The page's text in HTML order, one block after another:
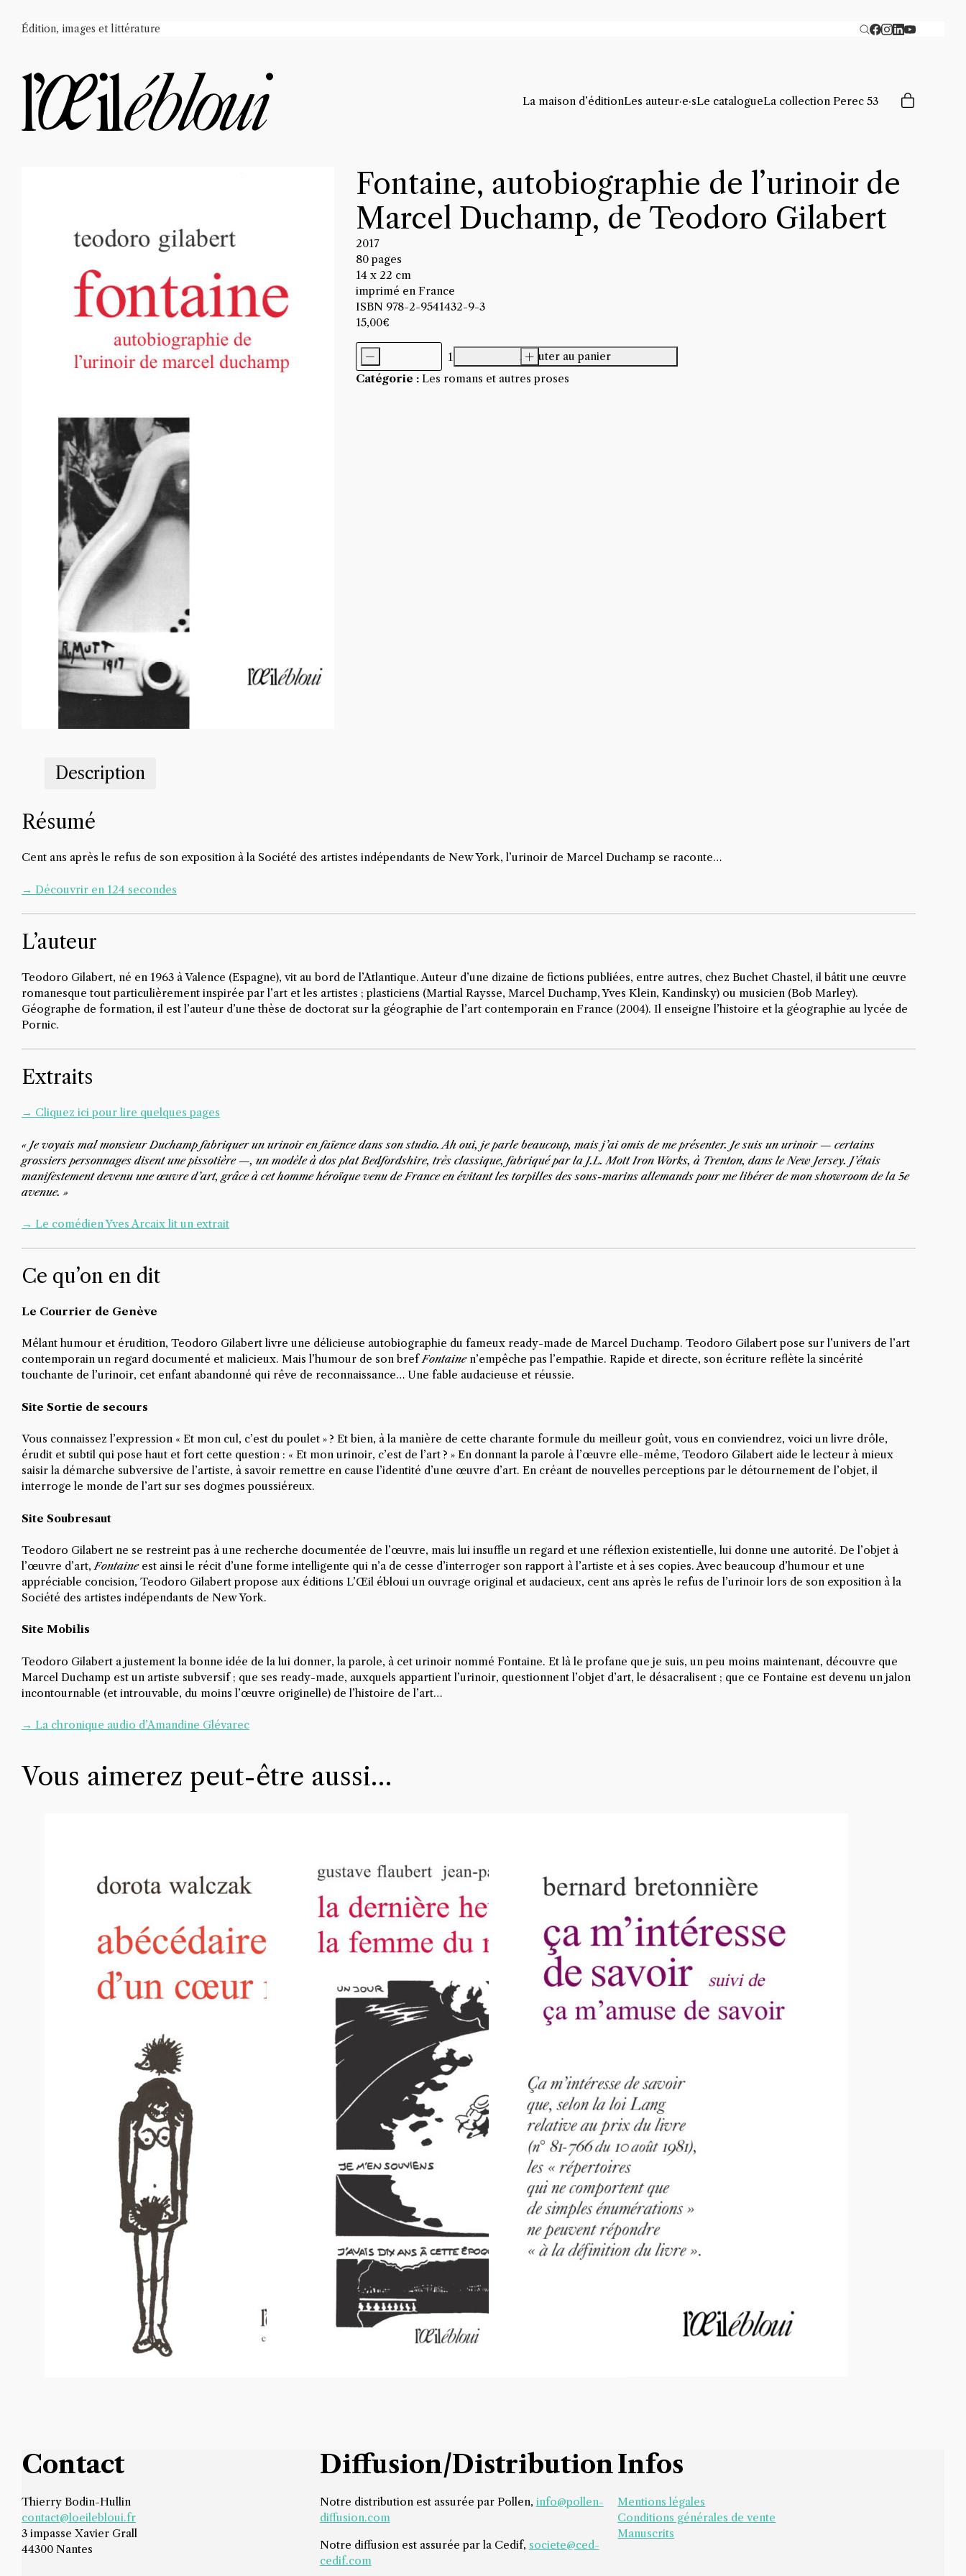
Édition, images et littérature
La maison d’éditionLes auteur·e·sLe catalogueLa collection Perec 53
Fontaine, autobiographie de l’urinoir de
Marcel Duchamp, de Teodoro Gilabert
2017
80 pages
14 x 22 cm
imprimé en France
ISBN 978-2-9541432-9-3
15,00€
quantité
de
- +
Ajouter au panier
Catégorie : Les romans et autres proses
Description
Résumé
Cent ans après le refus de son exposition à la Société des artistes indépendants de New York, l’urinoir de Marcel Duchamp se raconte…
→ Découvrir en 124 secondes
L’auteur
Teodoro Gilabert, né en 1963 à Valence (Espagne), vit au bord de l’Atlantique. Auteur d’une dizaine de fictions publiées, entre autres, chez Buchet Chastel, il bâtit une œuvre
romanesque tout particulièrement inspirée par l’art et les artistes ; plasticiens (Martial Raysse, Marcel Duchamp, Yves Klein, Kandinsky) ou musicien (Bob Marley).
Géographe de formation, il est l’auteur d’une thèse de doctorat sur la géographie de l’art contemporain en France (2004). Il enseigne l’histoire et la géographie au lycée de
Pornic.
Extraits
→ Cliquez ici pour lire quelques pages
« Je voyais mal monsieur Duchamp fabriquer un urinoir en faïence dans son studio. Ah oui, je parle beaucoup, mais j’ai omis de me présenter. Je suis un urinoir — certains
grossiers personnages disent une pissotière —, un modèle à dos plat Bedfordshire, très classique, fabriqué par la J.L. Mott Iron Works, à Trenton, dans le New Jersey. J’étais
manifestement devenu une œuvre d’art, grâce à cet homme héroïque venu de France en évitant les torpilles des sous-marins allemands pour me libérer de mon showroom de la 5e
avenue. »
→ Le comédien Yves Arcaix lit un extrait
Ce qu’on en dit
Le Courrier de Genève
Mêlant humour et érudition, Teodoro Gilabert livre une délicieuse autobiographie du fameux ready-made de Marcel Duchamp. Teodoro Gilabert pose sur l’univers de l’art
contemporain un regard documenté et malicieux. Mais l’humour de son brefFontainen’empêche pas l’empathie. Rapide et directe, son écriture reflète la sincérité
touchante de l’urinoir, cet enfant abandonné qui rêve de reconnaissance… Une fable audacieuse et réussie.
Site Sortie de secours
Vous connaissez l’expression « Et mon cul, c’est du poulet » ? Et bien, à la manière de cette charante formule du meilleur goût, vous en conviendrez, voici un livre drôle,
érudit et subtil qui pose haut et fort cette question : « Et mon urinoir, c’est de l’art ? » En donnant la parole à l’œuvre elle-même, Teodoro Gilabert aide le lecteur à mieux
saisir la démarche subversive de l’artiste, à savoir remettre en cause l’identité d’une œuvre d’art. En créant de nouvelles perceptions par le détournement de l’objet, il
interroge le monde de l’art sur ses dogmes poussiéreux.
Site Soubresaut
Teodoro Gilabert ne se restreint pas à une recherche documentée de l’œuvre, mais lui insuffle un regard et une réflexion existentielle, lui donne une autorité. De l’objet à
l’œuvre d’art,Fontaineest ainsi le récit d’une forme intelligente qui n’a de cesse d’interroger son rapport à l’artiste et à ses copies. Avec beaucoup d’humour et une
appréciable concision, Teodoro Gilabert propose aux éditions L’Œil ébloui un ouvrage original et audacieux, cent ans après le refus de l’urinoir lors de son exposition à la
Société des artistes indépendants de New York.
Site Mobilis
Teodoro Gilabert a justement la bonne idée de la lui donner, la parole, à cet urinoir nommé Fontaine. Et là le profane que je suis, un peu moins maintenant, découvre que
Marcel Duchamp est un artiste subversif ; que ses ready-made, auxquels appartient l’urinoir, questionnent l’objet d’art, le désacralisent ; que ce Fontaine est devenu un jalon
incontournable (et introuvable, du moins l’œuvre originelle) de l’histoire de l’art…
→ La chronique audio d’Amandine Glévarec
Vous aimerez peut-être aussi…
Contact
Thierry Bodin-Hullin
contact@loeilebloui.fr
3 impasse Xavier Grall
44300 Nantes
Diffusion/Distribution
Notre distribution est assurée par Pollen, info@pollen-
diffusion.com
Notre diffusion est assurée par la Cedif, societe@ced-
cedif.com
Infos
Mentions légales
Conditions générales de vente
Manuscrits